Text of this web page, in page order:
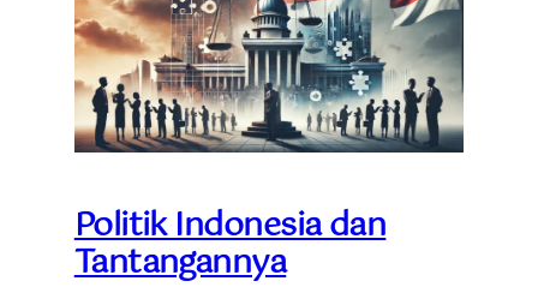
Politik Indonesia dan
Tantangannya